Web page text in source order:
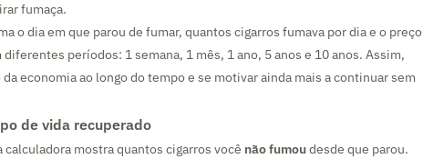
fumaça.
o dia em que parou de fumar, quantos cigarros fumava por dia e o preço
períodos: 1 semana, 1 mês, 1 ano, 5 anos e 10 anos. Assim,
economia ao longo do tempo e se motivar ainda mais a continuar sem
de vida recuperado
mostra quantos cigarros você não fumoudesde que parou.